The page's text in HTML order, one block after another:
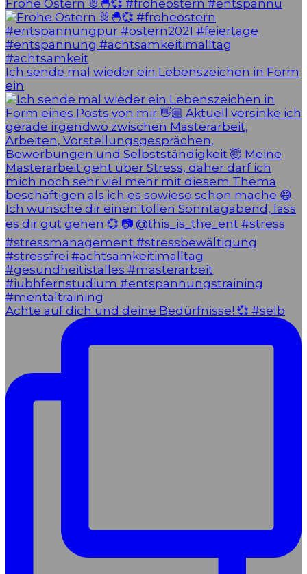
Frohe Ostern 🐰🐣💞 #froheostern #entspannu
Ich sende mal wieder ein Lebenszeichen in Form
ein
Achte auf dich und deine Bedürfnisse! 💞 #selb